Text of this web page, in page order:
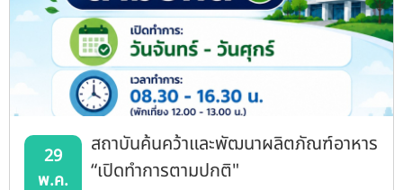
29
พ.ค.
สถาบันค้นคว้าและพัฒนาผลิตภัณฑ์อาหาร
“เปิดทำการตามปกติ"